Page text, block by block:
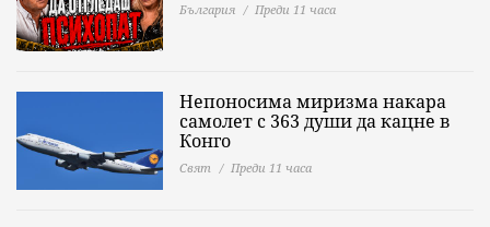
България Преди 11 часа
Непоносима миризма накара
самолет с 363 души да кацне в
Конго
Свят Преди 11 часа